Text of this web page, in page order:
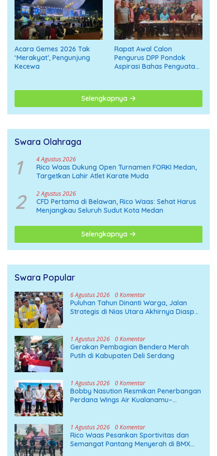
Acara Gemes 2026 Tak
‘Merakyat’, Pengunjung
Kecewa
Rapat Awal Calon
Pengurus DPP Pondok
Aspirasi Bahas Penguatan
Selengkapnya
Swara Olahraga
1 4 Agustus 2026
Rico Waas Dukung Open Turnamen FORKI Medan,
Targetkan Lahir Atlet Karate Muda
2 2 Agustus 2026
CFD Pertama di Belawan, Rico Waas: Sehat Harus
Menjangkau Seluruh Sudut Kota Medan
Selengkapnya
Swara Popular
6 Agustus 2026 0 Komentar
Puluhan Tahun Dinanti Warga, Jalan
Strategis di Nias Utara Akhirnya Diaspal
1 Agustus 2026 0 Komentar
Gerakan Pembagian Bendera Merah
Putih di Kabupaten Deli Serdang
1 Agustus 2026 0 Komentar
Bobby Nasution Resmikan Penerbangan
Perdana Wings Air Kualanamu–
1 Agustus 2026 0 Komentar
Rico Waas Pesankan Sportivitas dan
Semangat Pantang Menyerah di BMX